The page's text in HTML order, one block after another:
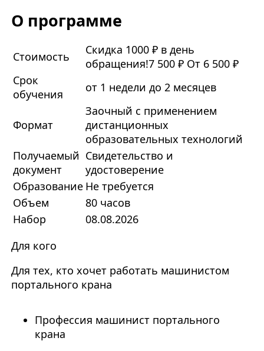
О программе
Стоимость
Скидка 1000 ₽ в день
обращения!7 500 ₽ От 6 500 ₽
Срок
обучения
от 1 недели до 2 месяцев
Формат
Заочный с применением
дистанционных
образовательных технологий
Получаемый
документ
Свидетельство и
удостоверение
Образование Не требуется
Объем
80 часов
Набор
08.08.2026
Для кого
Для тех, кто хочет работать машинистом
портального крана
Профессия машинист портального
крана